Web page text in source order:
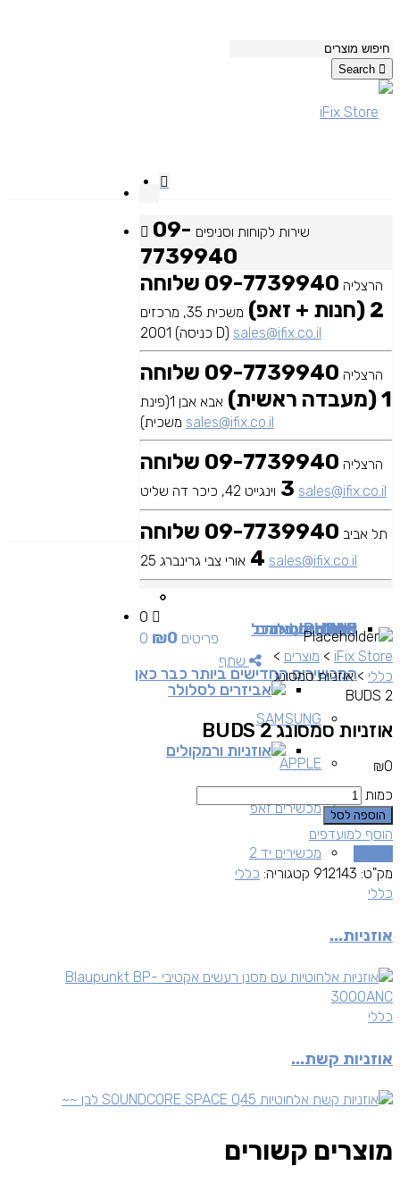
Search
שירות לקוחות וסניפים 09-
7739940
הרצליה
09-7739940 שלוחה
2 (חנות + זאפ)
משכית 35, מרכזים
2001 (כניסה D) sales@ifix.co.il
הרצליה
09-7739940 שלוחה
1 (מעבדה ראשית)
אבא אבן 1(פינת
משכית) sales@ifix.co.il
הרצליה
09-7739940 שלוחה
3 וינגייט 42, כיכר דה שליט sales@ifix.co.il
תל אביב
09-7739940 שלוחה
4 אורי צבי גרינברג 25 sales@ifix.co.il
0
0 פריטים
₪0 IPHONE
IPAD
MAC
אביזרים
אביזרים לסלולר
אוזניות ורמקולים
מכשירי סלולרכל
המכשירים החדישים ביותר כבר כאן
SAMSUNG
APPLE
מכשירים זאפ
מכשירים יד 2
שירותי מעבדה
כבלים ומתאמים
שתף iFix Store
> מוצרים >
כללי >אוזניות סמסונג
BUDS 2
אוזניות סמסונג BUDS 2
₪0
כמות
הוספה לסל
הוסף למועדפים
מק"ט: 912143 קטגוריה: כללי
כללי
אוזניות...
כללי
אוזניות קשת...
מוצרים קשורים